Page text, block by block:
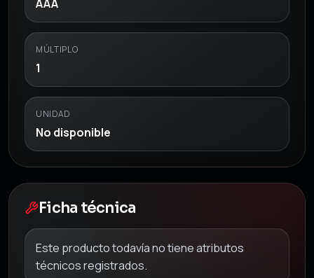
AAA
MÚLTIPLO
1
UNIDAD
No disponible
Ficha técnica
Este producto todavía no tiene atributos
técnicos registrados.